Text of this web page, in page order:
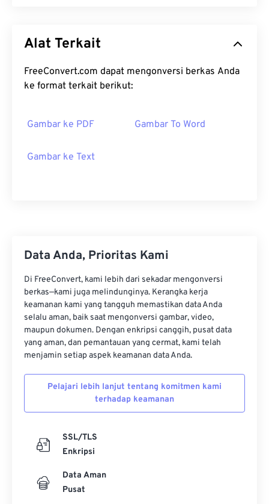
Alat Terkait
FreeConvert.com dapat mengonversi berkas Anda
ke format terkait berikut:
Gambar ke PDF Gambar To Word
Gambar ke Text
Data Anda, Prioritas Kami
Di FreeConvert, kami lebih dari sekadar mengonversi
berkas—kami juga melindunginya. Kerangka kerja
keamanan kami yang tangguh memastikan data Anda
selalu aman, baik saat mengonversi gambar, video,
maupun dokumen. Dengan enkripsi canggih, pusat data
yang aman, dan pemantauan yang cermat, kami telah
menjamin setiap aspek keamanan data Anda.
Pelajari lebih lanjut tentang komitmen kami
terhadap keamanan
SSL/TLS
Enkripsi
Data Aman
Pusat